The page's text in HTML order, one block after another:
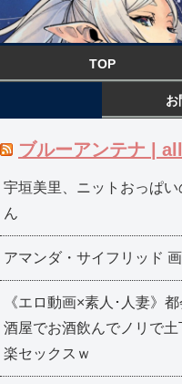
TOP
お
ブルーアンテナ | all
宇垣美里、ニットおっぱ
ん
アマンダ・サイフリッド
《エロ動画×素人･人妻》
酒屋でお酒飲んでノリで
楽セックスｗ